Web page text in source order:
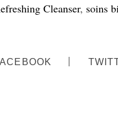
Cleanser, soins